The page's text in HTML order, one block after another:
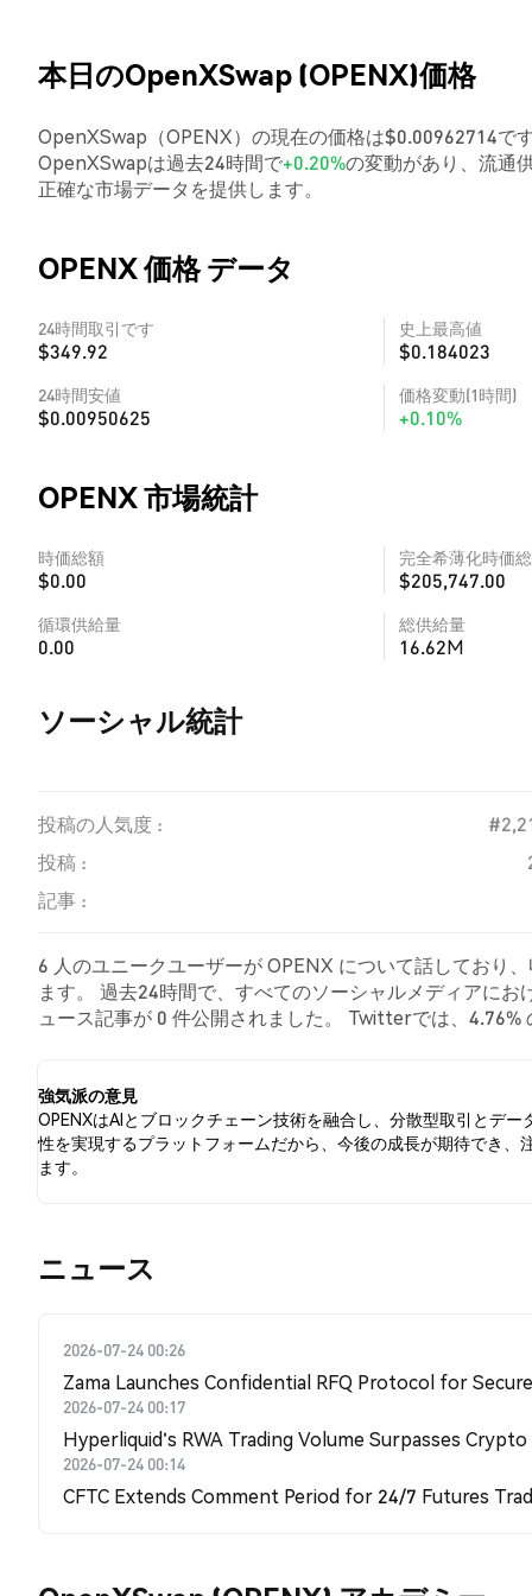
本日のOpenXSwap (OPENX)価格
OpenXSwap（OPENX）の現在の価格は$0.00962714で
OpenXSwapは過去24時間で+0.20%の変動があり、流通
正確な市場データを提供します。
OPENX 価格 データ
24時間取引です
$349.92
史上最高値
$0.184023
24時間安値
$0.00950625
価格変動(1時間)
+0.10%
OPENX 市場統計
時価総額
$0.00
完全希薄化時価
$205,747.00
循環供給量
0.00
総供給量
16.62M
ソーシャル統計
投稿の人気度 :
投稿 :
記事 :
6 人のユニークユーザーが OPENX について話しており
ます。 過去24時間で、すべてのソーシャルメディアに
ュース記事が 0 件公開されました。 Twitterでは、
強気派の意見
OPENXはAIとブロックチェーン技術を融合し、分散型取引とデー
性を実現するプラットフォームだから、今後の成長が期待でき、
ます。
​​ニュース​​
2026-07-24 00:26
Zama Launches Confidential RFQ Protocol for
2026-07-24 00:17
Hyperliquid's RWA Trading Volume Surpasses
2026-07-24 00:14
CFTC Extends Comment Period for 24/7 Futures